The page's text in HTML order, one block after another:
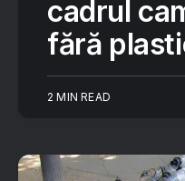
cadrul
fără
2 MIN READ